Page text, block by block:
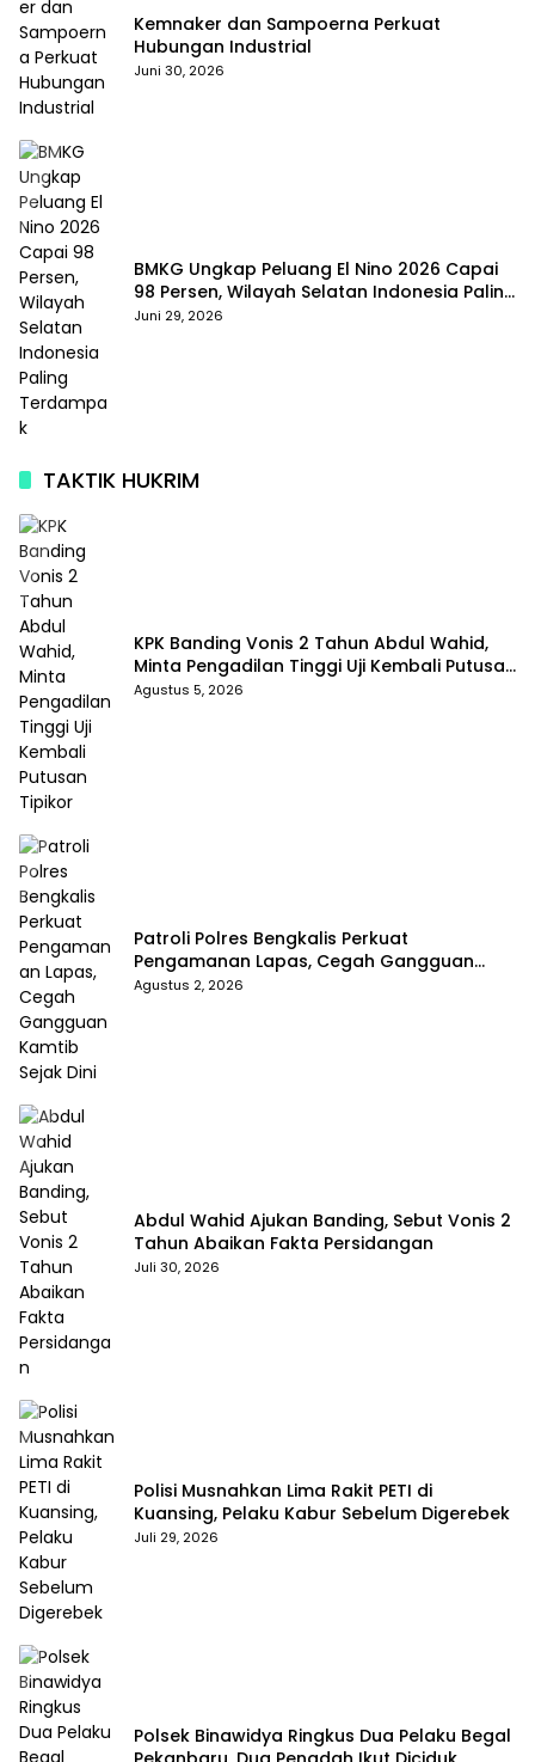
Kemnaker dan Sampoerna Perkuat
Hubungan Industrial
Juni 30, 2026
BMKG Ungkap Peluang El Nino 2026 Capai
98 Persen, Wilayah Selatan Indonesia Paling
Terdampak
Juni 29, 2026
TAKTIK HUKRIM
KPK Banding Vonis 2 Tahun Abdul Wahid,
Minta Pengadilan Tinggi Uji Kembali Putusan
Tipikor
Agustus 5, 2026
Patroli Polres Bengkalis Perkuat
Pengamanan Lapas, Cegah Gangguan
Kamtib Sejak Dini
Agustus 2, 2026
Abdul Wahid Ajukan Banding, Sebut Vonis 2
Tahun Abaikan Fakta Persidangan
Juli 30, 2026
Polisi Musnahkan Lima Rakit PETI di
Kuansing, Pelaku Kabur Sebelum Digerebek
Juli 29, 2026
Polsek Binawidya Ringkus Dua Pelaku Begal